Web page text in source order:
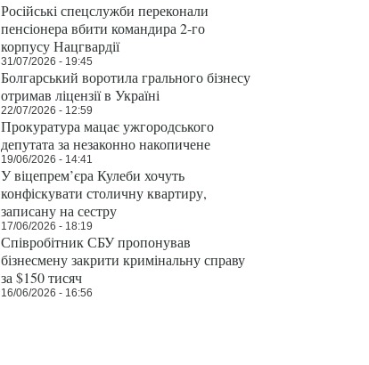
Російські спецслужби переконали
пенсіонера вбити командира 2-го
корпусу Нацгвардії
31/07/2026 - 19:45
Болгарський воротила грального бізнесу
отримав ліцензії в Україні
22/07/2026 - 12:59
Прокуратура мацає ужгородського
депутата за незаконно накопичене
19/06/2026 - 14:41
У віцепрем’єра Кулеби хочуть
конфіскувати столичну квартиру,
записану на сестру
17/06/2026 - 18:19
Співробітник СБУ пропонував
бізнесмену закрити кримінальну справу
за $150 тисяч
16/06/2026 - 16:56